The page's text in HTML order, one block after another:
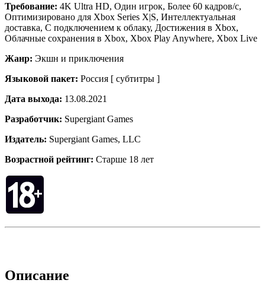
Требование: 4K Ultra HD, Один игрок, Более 60 кадров/с,
Оптимизировано для Xbox Series X|S, Интеллектуальная
доставка, С подключением к облаку, Достижения в Xbox,
Облачные сохранения в Xbox, Xbox Play Anywhere, Xbox Live
Жанр: Экшн и приключения
Языковой пакет: Россия [ субтитры ]
Дата выхода: 13.08.2021
Разработчик: Supergiant Games
Издатель: Supergiant Games, LLC
Возрастной рейтинг: Старше 18 лет
Описание